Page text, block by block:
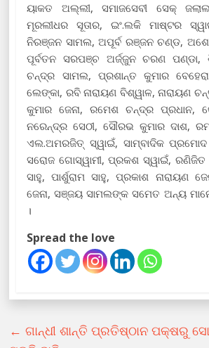
ୟାକତ ଅଲ୍ଲୀ, ସମାଜସେବୀ ସେକ୍
ମୂରଲୀଧର ସୂତାର, ଇଂ.ଲକି ମାଷ୍ଟର
ନିରଞ୍ଜନ ସାମଲ, ଅପୂର୍ବ ରଞ୍ଜନ ଚଣ୍ଡ,
ପୂର୍ବତନ ସରପଞ୍ଚ ଅର୍ଜ୍ଜୁନ ଚରଣ ପଣ୍ଡା,
ଚନ୍ଦ୍ର ସାମଲ, ପ୍ରଶାନ୍ତ କୁମାର
ଲେଙ୍କା, ରବି ନାରାୟଣ ବିଶ୍ୱାଳ, ନାରାୟଣ
କୁମାର ଜେନା, ରମେଶ ଚନ୍ଦ୍ର ପ୍ରଧାନ,
ନରେନ୍ଦ୍ର ସେଠୀ, ସୌରଭ କୁମାର ଦାଶ,
ଏଲ.ଅମରଜିତ୍ ସ୍ୱାଇଁ, ସାମ୍ବାଦିକ
ସରୋଜ ଗୋସ୍ୱାମୀ, ପ୍ରକଶ ସ୍ୱାଇଁ,
ସାହୁ, ପାର୍ଶୁରାମ ସାହୁ, ପ୍ରକାଶ ନାରାୟଣ
ଜେନା, ସଞ୍ଜୟ ସାମଲଙ୍କ ସମେତ ଅନ୍ୟ
।
Spread the love
← ଗାନ୍ଧୀ ଶାନ୍ତି ପ୍ରତିଷ୍ଠାନ ପକ୍ଷରୁ